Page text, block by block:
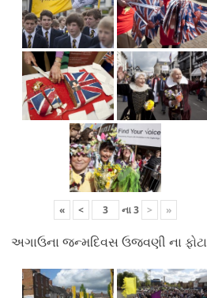
« < ના3 > »
અગાઉના જન્મદિવસ ઉજવણી ના ફોટા